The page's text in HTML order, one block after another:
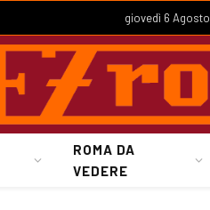
giovedì 6 Agosto
ROMA DA
VEDERE